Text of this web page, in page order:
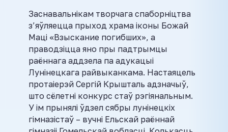
Заснавальнікам творчага спаборніцтва
з’яўляецца прыход храма іконы Божай
Маці «Взыскание погибших», а
праводзіцца яно пры падтрымцы
раённага аддзела па адукацыі
Лунінецкага райвыканкама. Настаяцель
протаіерэй Сергій Крышталь адзначыў,
што сёлетні конкурс стаў рэгіянальным.
У ім прынялі ўдзел сябры лунінецкіх
гімназістаў – вучні Ельскай раённай